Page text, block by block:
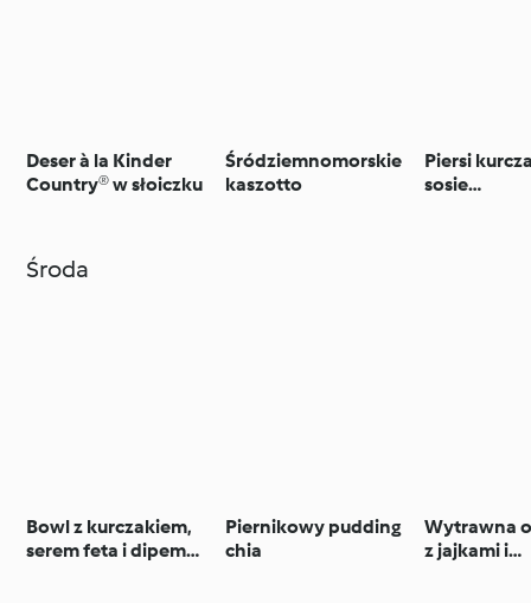
Deser à la Kinder
Country® w słoiczku
Śródziemnomorskie
kaszotto
Piersi
sosie
Środa
Bowl z kurczakiem,
serem feta i dipem
Piernikowy pudding
chia
Wytrawna
z jajkami i